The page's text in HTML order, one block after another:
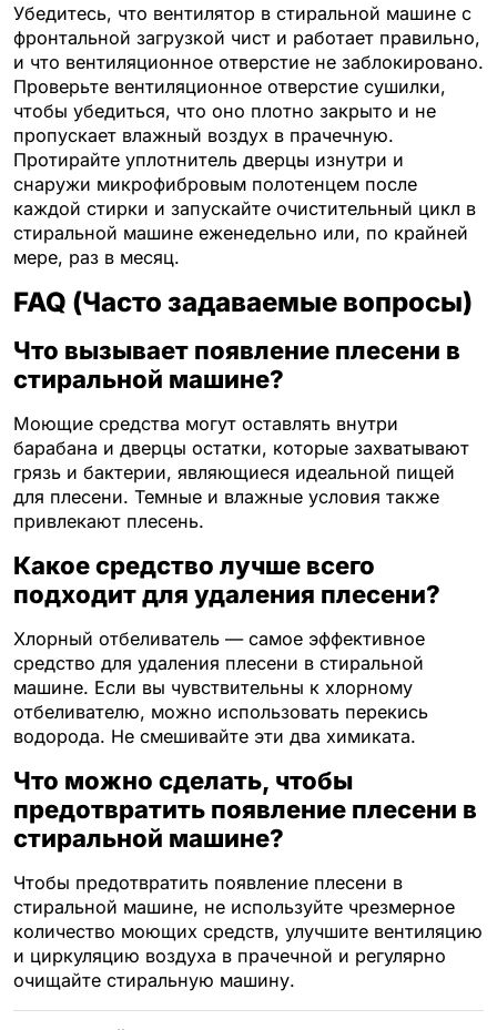
Убедитесь, что вентилятор в стиральной машине с
фронтальной загрузкой чист и работает правильно,
и что вентиляционное отверстие не заблокировано.
Проверьте вентиляционное отверстие сушилки,
чтобы убедиться, что оно плотно закрыто и не
пропускает влажный воздух в прачечную.
Протирайте уплотнитель дверцы изнутри и
снаружи микрофибровым полотенцем после
каждой стирки и запускайте очистительный цикл в
стиральной машине еженедельно или, по крайней
мере, раз в месяц.
FAQ (Часто задаваемые вопросы)
Что вызывает появление плесени в
стиральной машине?
Моющие средства могут оставлять внутри
барабана и дверцы остатки, которые захватывают
грязь и бактерии, являющиеся идеальной пищей
для плесени. Темные и влажные условия также
привлекают плесень.
Какое средство лучше всего
подходит для удаления плесени?
Хлорный отбеливатель — самое эффективное
средство для удаления плесени в стиральной
машине. Если вы чувствительны к хлорному
отбеливателю, можно использовать перекись
водорода. Не смешивайте эти два химиката.
Что можно сделать, чтобы
предотвратить появление плесени в
стиральной машине?
Чтобы предотвратить появление плесени в
стиральной машине, не используйте чрезмерное
количество моющих средств, улучшите вентиляцию
и циркуляцию воздуха в прачечной и регулярно
очищайте стиральную машину.